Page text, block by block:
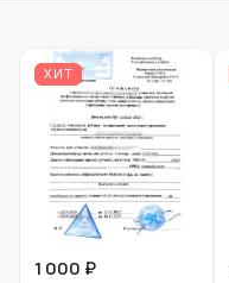
ХИТ
1 000 ₽